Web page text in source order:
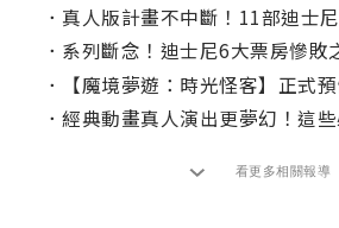
． 真人版計畫不中斷！11部迪士尼未來計
． 系列斷念！迪士尼6大票房慘敗
．
【魔境夢遊：時光怪客】正式預
． 經典動畫真人演出更夢幻！這些必看真人版電影
看更多相關報導